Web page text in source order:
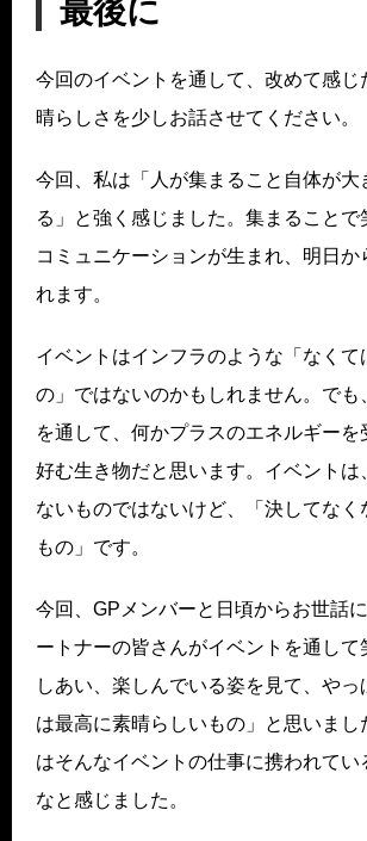
最後に
今回のイベントを通して、改めて感じ
晴らしさを少しお話させてください。
今回、私は「人が集まること自体が大
る」と強く感じました。集まることで
コミュニケーションが生まれ、明日か
れます。
イベントはインフラのような「なくて
の」ではないのかもしれません。でも
を通して、何かプラスのエネルギーを
好む生き物だと思います。イベントは
ないものではないけど、「決してなく
もの」です。
今回、GPメンバーと日頃からお世話
ートナーの皆さんがイベントを通して
しあい、楽しんでいる姿を見て、やっ
は最高に素晴らしいもの」と思いまし
はそんなイベントの仕事に携われてい
なと感じました。